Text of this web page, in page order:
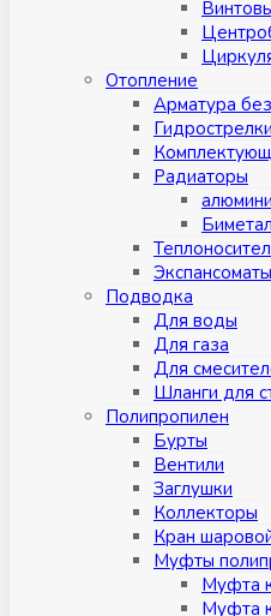
Отопление
Арматура
Гидрострелки
Радиаторы
Экспансоматы
Подводка
Для воды
Для газа
Для
Шланги для
Полипропилен
Бурты
Вентили
Заглушки
Коллекторы
Кран
Муфты
Муфта
Муфта